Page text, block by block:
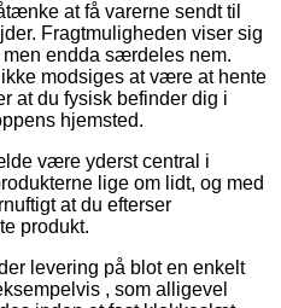
at få varerne sendt til
Fragtmuligheden viser sig
endda særdeles nem.
modsiges at være at hente
at du fysisk befinder dig i
hjemsted.
være yderst central i
lige om lidt, og med
at du efterser
produkt.
levering på blot en enkelt
, som alligevel